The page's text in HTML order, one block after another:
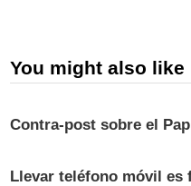
You might also like
Contra-post sobre el
Llevar teléfono móvil es